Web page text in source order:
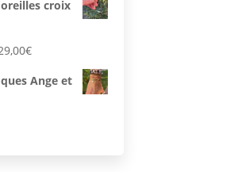
croix
€Plage
prix :
Ange et